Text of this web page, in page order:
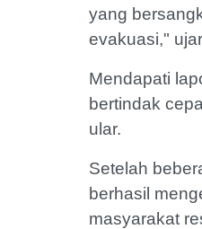
yang
evakuasi,"
Mendapati
bertindak
ular.
Setelah
berhasil
masyarakat